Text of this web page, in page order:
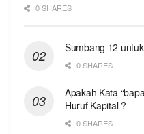
0 SHARES
Sumbang 12
0 SHARES
Apakah Kata
Huruf Kapital ?
0 SHARES